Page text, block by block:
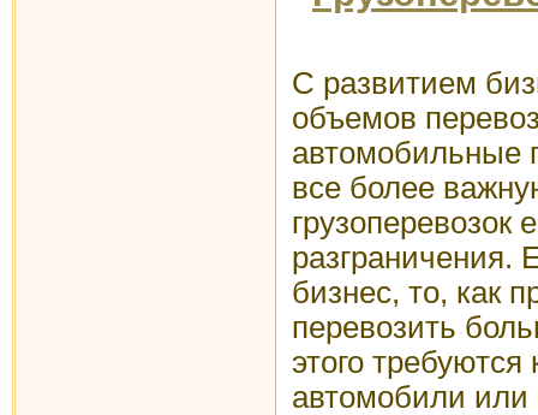
С развитием
объемов
автомобильные
все более
грузоперевозок
разграничения.
бизнес, то, как
перевозить
этого
автомобили или